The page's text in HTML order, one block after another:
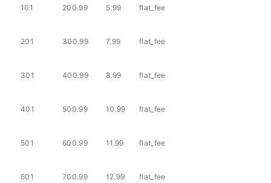
101 200.99 5.99 flat_fee
201 300.99 7.99 flat_fee
301 400.99 8.99 flat_fee
401 500.99 10.99 flat_fee
501 600.99 11.99 flat_fee
601 700.99 12.99 flat_fee